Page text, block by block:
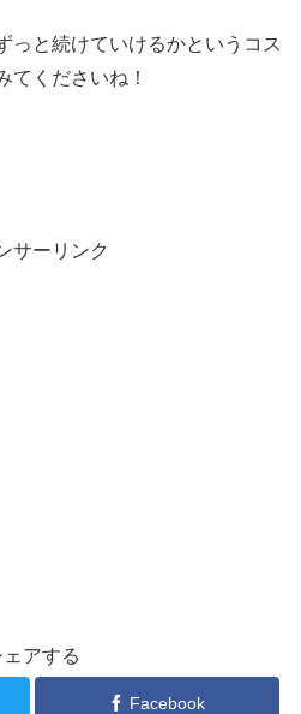
っと続けていけるかというコス
てくださいね！
サーリンク
ェアする
Facebook